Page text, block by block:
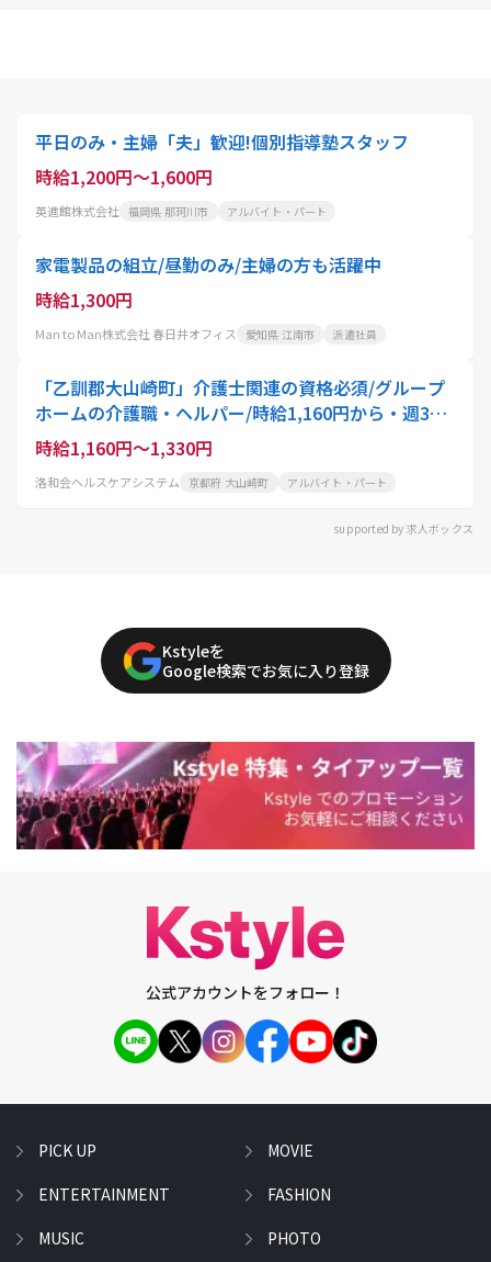
平日のみ・主婦「夫」歓迎!個別指導塾スタッフ
時給1,200円～1,600円
英進館株式会社 福岡県 那珂川市 アルバイト・パート
家電製品の組立/昼勤のみ/主婦の方も活躍中
時給1,300円
Man to Man株式会社 春日井オフィス 愛知県 江南市 派遣社員
「乙訓郡大山崎町」介護士関連の資格必須/グループ
ホームの介護職・ヘルパー/時給1,160円から・週3日
可・扶養内OK
時給1,160円～1,330円
洛和会ヘルスケアシステム 京都府 大山崎町 アルバイト・パート
supported by 求人ボックス
Kstyleを
Google検索でお気に入り登録
公式アカウントをフォロー！
PICK UP
ENTERTAINMENT
MUSIC
MOVIE
FASHION
PHOTO